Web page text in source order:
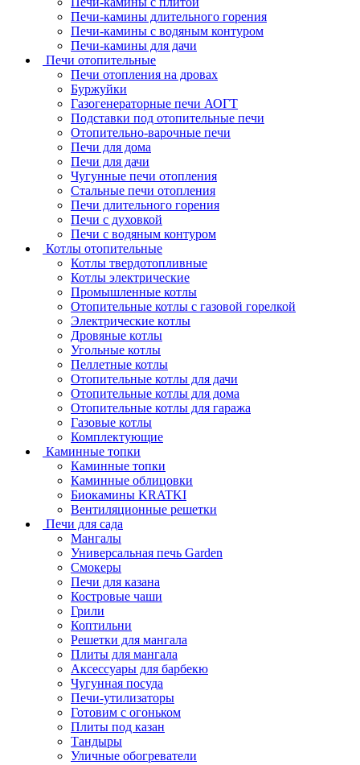
Печи-камины длительного горения
Печи-камины с водяным контуром
Печи-камины для дачи
Печи отопительные
Печи отопления на дровах
Буржуйки
Газогенераторные печи АОГТ
Подставки под отопительные печи
Отопительно-варочные печи
Печи для дома
Печи для дачи
Чугунные печи отопления
Стальные печи отопления
Печи длительного горения
Печи с духовкой
Печи с водяным контуром
Котлы отопительные
Котлы твердотопливные
Котлы электрические
Промышленные котлы
Отопительные котлы с газовой горелкой
Электрические котлы
Дровяные котлы
Угольные котлы
Пеллетные котлы
Отопительные котлы для дачи
Отопительные котлы для дома
Отопительные котлы для гаража
Газовые котлы
Комплектующие
Каминные топки
Каминные топки
Каминные облицовки
Биокамины KRATKI
Вентиляционные решетки
Печи для сада
Мангалы
Универсальная печь Garden
Смокеры
Печи для казана
Костровые чаши
Грили
Коптильни
Решетки для мангала
Плиты для мангала
Аксессуары для барбекю
Чугунная посуда
Печи-утилизаторы
Готовим с огоньком
Плиты под казан
Тандыры
Уличные обогреватели